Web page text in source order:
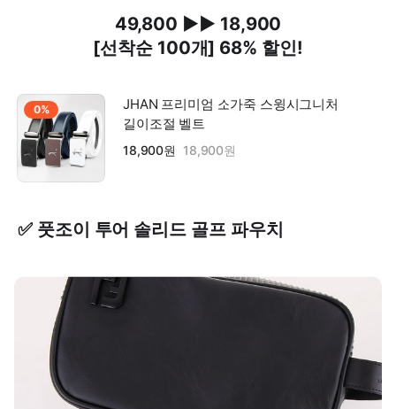
49,800 ▶▶ 18,900
[선착순 100개] 68% 할인!
0%
JHAN 프리미엄 소가죽 스윙시그니처
길이조절 벨트
18,900원 18,900원
✅ 풋조이 투어 솔리드 골프 파우치